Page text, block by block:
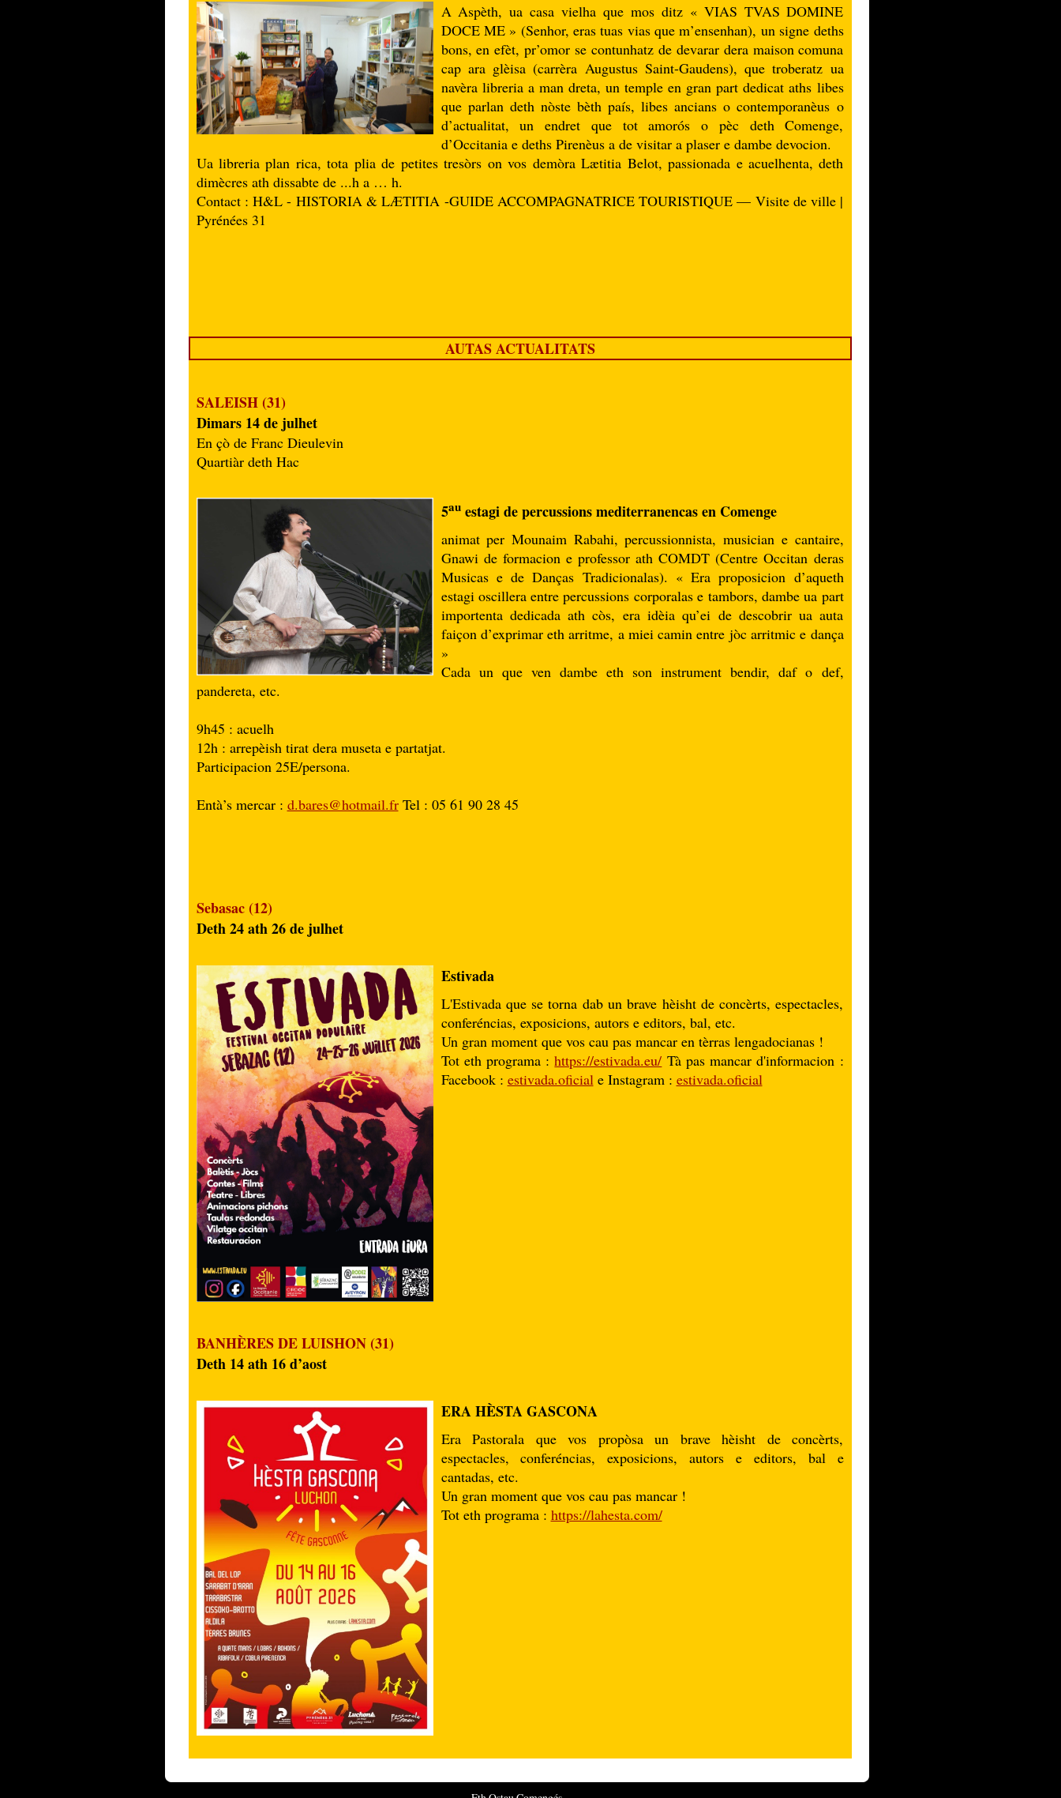
A Aspèth, ua casa vielha que mos ditz « VIAS TVAS DOMINE
DOCE ME » (Senhor, eras tuas vias que m’ensenhan), un signe deths
bons, en efèt, pr’omor se contunhatz de devarar dera maison comuna
cap ara glèisa (carrèra Augustus Saint-Gaudens), que troberatz ua
navèra libreria a man dreta, un temple en gran part dedicat aths libes
que parlan deth nòste bèth país, libes ancians o contemporanèus o
d’actualitat, un endret que tot amorós o pèc deth Comenge,
d’Occitania e deths Pirenèus a de visitar a plaser e dambe devocion.
Ua libreria plan rica, tota plia de petites tresòrs on vos demòra Lætitia Belot, passionada e acuelhenta, deth
dimècres ath dissabte de ...h a … h.
Contact : H&L - HISTORIA & LÆTITIA -GUIDE ACCOMPAGNATRICE TOURISTIQUE — Visite de ville |
Pyrénées 31
AUTAS ACTUALITATS
SALEISH (31)
Dimars 14 de julhet
En çò de Franc Dieulevin
Quartiàr deth Hac
5auestagi de percussions mediterranencas en Comenge
animat per Mounaim Rabahi, percussionnista, musician e cantaire,
Gnawi de formacion e professor ath COMDT (Centre Occitan deras
Musicas e de Danças Tradicionalas). « Era proposicion d’aqueth
estagi oscillera entre percussions corporalas e tambors, dambe ua part
importenta dedicada ath còs, era idèia qu’ei de descobrir ua auta
faiçon d’exprimar eth arritme, a miei camin entre jòc arritmic e dança
»
Cada un que ven dambe eth son instrument bendir, daf o def,
pandereta, etc.
9h45 : acuelh
12h : arrepèish tirat dera museta e partatjat.
Participacion 25E/persona.
Entà’s mercar : d.bares@hotmail.frTel : 05 61 90 28 45
Sebasac (12)
Deth 24 ath 26 de julhet
Estivada
L'Estivada que se torna dab un brave hèisht de concèrts, espectacles,
conferéncias, exposicions, autors e editors, bal, etc.
Un gran moment que vos cau pas mancar en tèrras lengadocianas !
Tot eth programa :https://estivada.eu/ Tà pas mancar d'informacion :
Facebook : estivada.oficial e Instagram : estivada.oficial
BANHÈRES DE LUISHON (31)
Deth 14 ath 16 d’aost
ERA HÈSTA GASCONA
Era Pastorala que vos propòsa un brave hèisht de concèrts,
espectacles, conferéncias, exposicions, autors e editors, bal e
cantadas, etc.
Un gran moment que vos cau pas mancar !
Tot eth programa : https://lahesta.com/